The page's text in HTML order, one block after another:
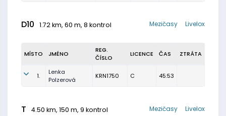
D10 1.72 km, 60 m, 8 kontrol Livelox
Mezičasy
MÍSTO JMÉNO
REG.
ČÍSLO
LICENCE ČAS ZTRÁTA
1.
Lenka
Polzerová
KRN1750 C 45:53
T 4.50 km, 150 m, 9 kontrol Livelox
Mezičasy